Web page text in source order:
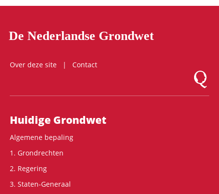
De Nederlandse Grondwet
Over deze site
Contact
Logo
Hoofdnavigatie
Huidige Grondwet
Algemene bepaling
1. Grondrechten
2. Regering
3. Staten-Generaal